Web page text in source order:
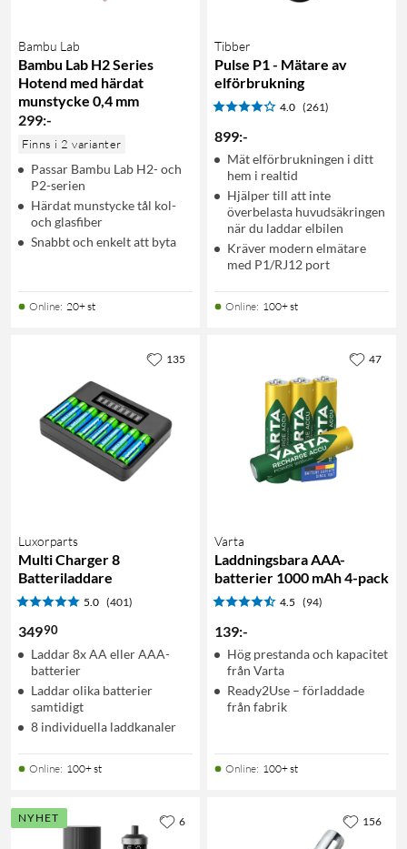
Bambu Lab
Bambu Lab H2 Series
Hotend med härdat
munstycke 0,4 mm
299:-
Finns i 2 varianter
Passar Bambu Lab H2- och
P2-serien
Härdat munstycke tål kol-
och glasfiber
Snabbt och enkelt att byta
Online: 20+ st
Tibber
Pulse P1 - Mätare av
elförbrukning
4.0 (261)
899:-
Mät elförbrukningen i ditt
hem i realtid
Hjälper till att inte
överbelasta huvudsäkringen
när du laddar elbilen
Kräver modern elmätare
med P1/RJ12 port
Online: 100+ st
Luxorparts
Multi Charger 8
Batteriladdare
5.0 (401)
34990
Laddar 8x AA eller AAA-
batterier
Laddar olika batterier
samtidigt
8 individuella laddkanaler
Online: 100+ st
135
Varta
Laddningsbara AAA-
batterier 1000 mAh 4-pack
4.5 (94)
139:-
Hög prestanda och kapacitet
från Varta
Ready2Use – förladdade
från fabrik
Online: 100+ st
47
NYHET 6 156